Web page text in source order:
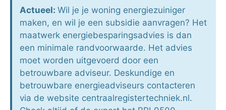
Actueel: Wil je je woning energiezuiniger
maken, en wil je een subsidie aanvragen? Het
maatwerk energiebesparingsadvies is dan
een minimale randvoorwaarde. Het advies
moet worden uitgevoerd door een
betrouwbare adviseur. Deskundige en
betrouwbare energieadviseurs contacteren
via de website centraalregistertechniek.nl.